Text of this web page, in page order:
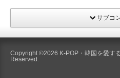
サブコ
Copyright ©2026 K-POP・韓国を愛す
Reserved.